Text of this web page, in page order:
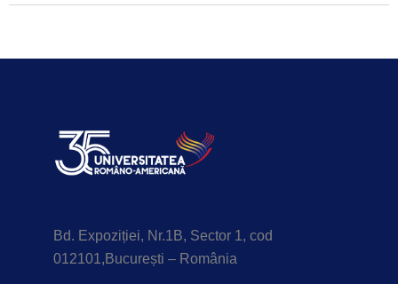
Bd. Expoziției, Nr.1B, Sector 1, cod
012101,București – România